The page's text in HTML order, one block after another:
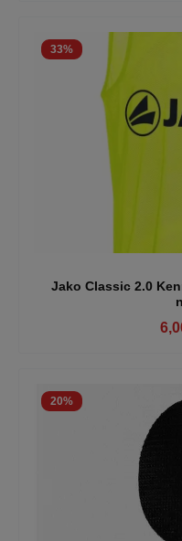
33%
Jako Classic 2.0
20%